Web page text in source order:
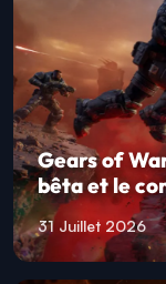
Gears of
bêta et le
31 Juillet 2026